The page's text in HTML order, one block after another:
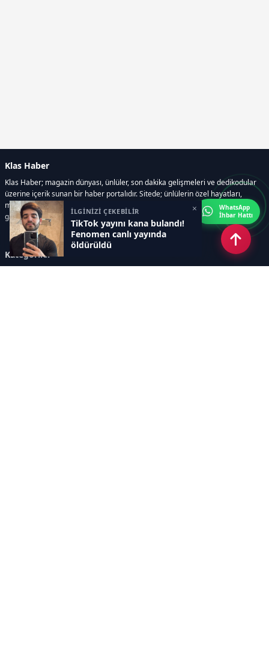
İLGİNİZİ ÇEKEBİLİR
TikTok yayını kana bulandı!
Fenomen canlı yayında
öldürüldü
×
Klas Haber
Klas Haber; magazin dünyası, ünlüler, son dakika gelişmeleri ve dedikodular
üzerine içerik sunan bir haber portalıdır. Sitede; ünlülerin özel hayatları,
magazin gündemi, röportajlar, fotoğraf ve video galerileri, resmi ilanlar, e-
gazete gibi geniş bir içerik yelpazesi bulunur.
Kategoriler
WhatsApp
İhbar Hattı